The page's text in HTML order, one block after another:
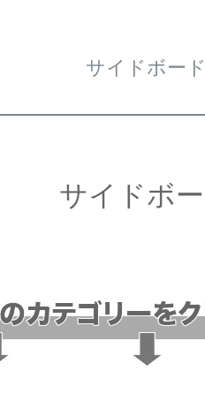
サイドボード
サイドボ
在庫な
バンド
並び順
新